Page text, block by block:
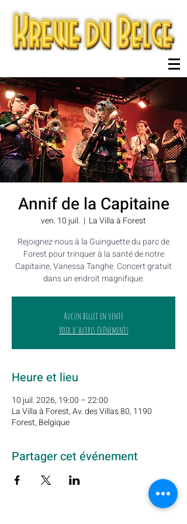
Annif de la Capitaine
ven. 10 juil.
  |
La Villa à Forest
Rejoignez-nous à la Guinguette du parc de
Forest pour trinquer à la santé de notre
Capitaine, Vanessa Tanghe. Concert gratuit
dans un endroit magnifique.
Aucun billet en vente
Voir d'autres événements
Heure et lieu
10 juil. 2026, 19:00 – 22:00
La Villa à Forest, Av. des Villas 80, 1190
Forest, Belgique
Partager cet événement